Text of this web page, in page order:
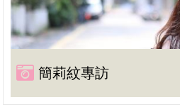
簡莉紋專訪